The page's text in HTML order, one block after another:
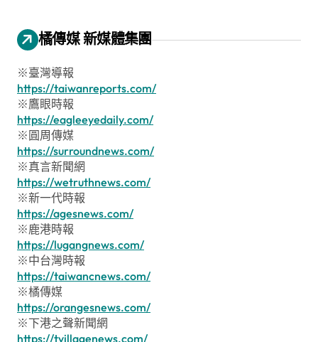
橘傳媒 新媒體集團
※臺灣導報
https://taiwanreports.com/
※鷹眼時報
https://eagleeyedaily.com/
※圓周傳媒
https://surroundnews.com/
※真言新聞網
https://wetruthnews.com/
※新一代時報
https://agesnews.com/
※鹿港時報
https://lugangnews.com/
※中台灣時報
https://taiwancnews.com/
※橘傳媒
https://orangesnews.com/
※下港之聲新聞網
https://tvillagenews.com/